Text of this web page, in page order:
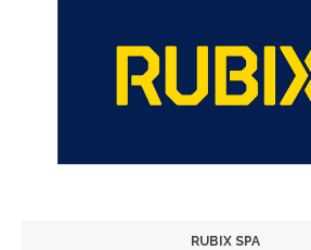
RUBIX SPA